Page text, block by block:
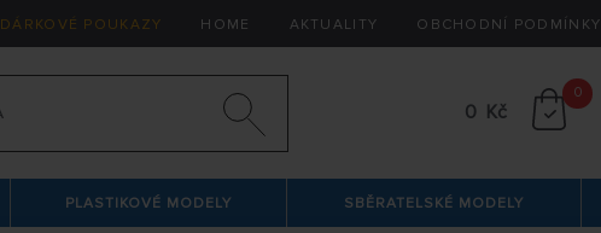
DÁRKOVÉ POUKAZY HOME AKTUALITY OBCHODNÍ PODMÍNKY
0 Kč
0
PLASTIKOVÉ MODELY SBĚRATELSKÉ MODELY